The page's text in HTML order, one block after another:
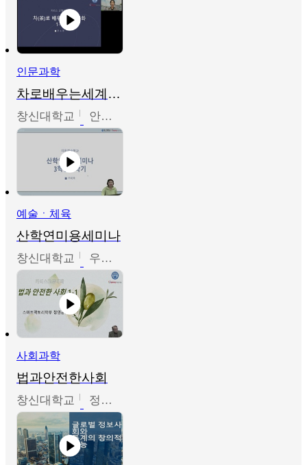
인문과학
차로배우는세계문화
창신대학교 안소영
예술ㆍ체육
산학연미용세미나
창신대학교 우미옥,오윤경,박선이
사회과학
법과안전한사회
창신대학교 정연균